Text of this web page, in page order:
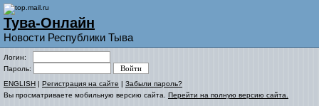
Тува-Онлайн
Новости Республики Тыва
Логин:
Пароль:
ENGLISH | Регистрация на сайте | Забыли пароль?
Вы просматриваете мобильную версию сайта. Перейти на полную версию сайта.